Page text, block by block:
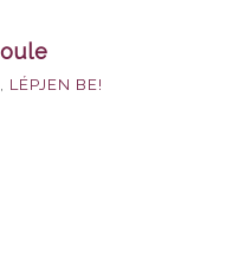
LÉPJEN BE!